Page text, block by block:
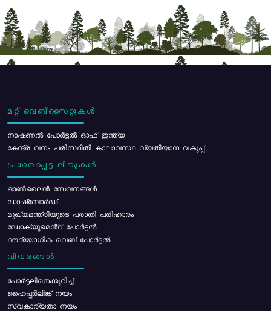
മറ്റ് വെബ്സൈറ്റുകൾ
നാഷണൽ പോർട്ടൽ ഓഫ് ഇന്ത്യ
കേന്ദ്ര വനം പരിസ്ഥിതി കാലാവസ്ഥ വ്യതിയാന വകുപ്പ്
പ്രധാനപ്പെട്ട ലിങ്കുകൾ
ഓൺലൈൻ സേവനങ്ങൾ
ഡാഷ്ബോർഡ്
മുഖ്യമന്ത്രിയുടെ പരാതി പരിഹാരം
ഡോക്യുമെൻ്റ് പോർട്ടൽ
ഔദ്യോഗിക വെബ് പോർട്ടൽ
വിവരങ്ങൾ
പോര്‍ട്ടലിനെക്കുറിച്ച്
ഹൈപ്പർലിങ്ക് നയം
സ്വകാര്യതാ നയം